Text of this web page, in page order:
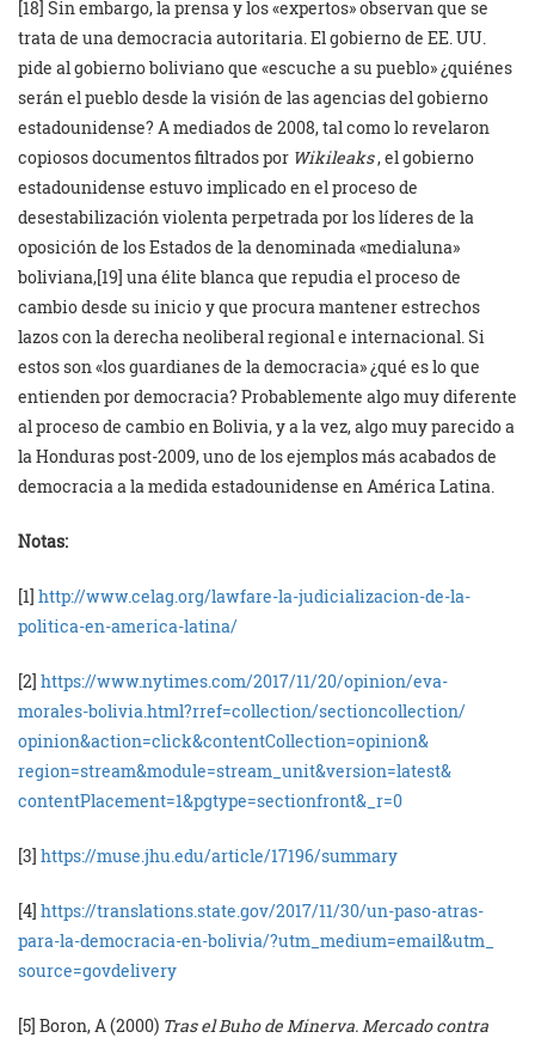
[18] Sin embargo, la prensa y los «expertos» observan que se
trata de una democracia autoritaria. El gobierno de EE. UU.
pide al gobierno boliviano que «escuche a su pueblo» ¿quiénes
serán el pueblo desde la visión de las agencias del gobierno
estadounidense? A mediados de 2008, tal como lo revelaron
copiosos documentos filtrados por Wikileaks, el gobierno
estadounidense estuvo implicado en el proceso de
desestabilización violenta perpetrada por los líderes de la
oposición de los Estados de la denominada «medialuna»
boliviana,[19] una élite blanca que repudia el proceso de
cambio desde su inicio y que procura mantener estrechos
lazos con la derecha neoliberal regional e internacional. Si
estos son «los guardianes de la democracia» ¿qué es lo que
entienden por democracia? Probablemente algo muy diferente
al proceso de cambio en Bolivia, y a la vez, algo muy parecido a
la Honduras post-2009, uno de los ejemplos más acabados de
democracia a la medida estadounidense en América Latina.
Notas:
[1] http://www.celag.org/lawfare-la-judicializacion-de-la-
politica-en-america-latina/
[2] https://www.nytimes.com/2017/11/20/opinion/eva-
morales-bolivia.html?rref=collection/sectioncollection/
opinion&action=click&contentCollection=opinion&
region=stream&module=stream_ unit&version=latest&
contentPlacement=1&pgtype=sectionfront&_r=0
[3] https://muse.jhu.edu/article/17196/summary
[4] https://translations.state.gov/2017/11/30/un-paso-atras-
para-la-democracia-en-bolivia/?utm_medium=email&utm_
source=govdelivery
[5] Boron, A (2000) Tras el Buho de Minerva. Mercado contra